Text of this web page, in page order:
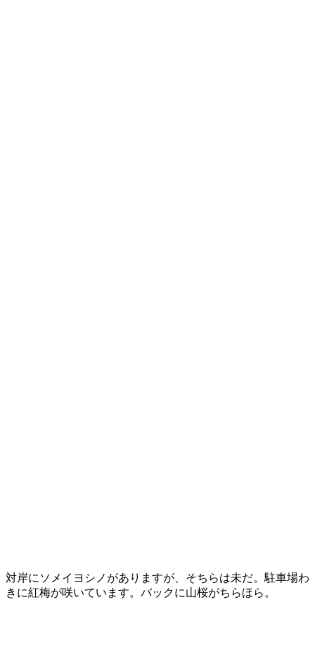
対岸にソメイヨシノがありますが、そちらは未だ。駐車場わ
きに紅梅が咲いています。バックに山桜がちらほら。